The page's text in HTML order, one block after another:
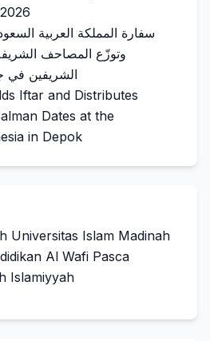
سفارة المملكة العربية
وتوزّع المصاحف
الشريفين في
Iftar and Distributes
Dates at the
in Depok
Universitas Islam Madinah
Al Wafi Pasca
Islamiyyah